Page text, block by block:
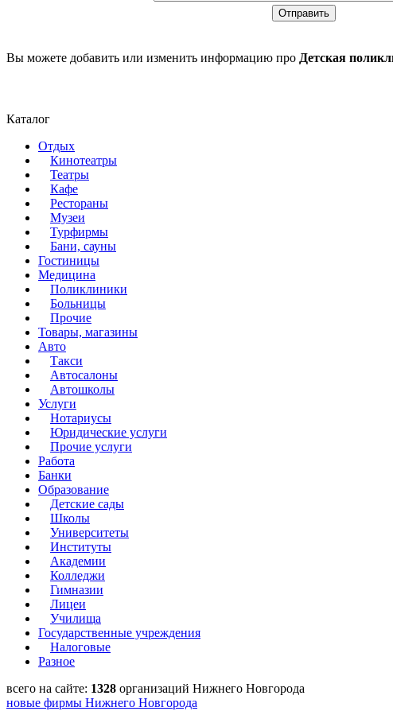
Вы можете добавить или изменить информацию про Детская
Каталог
Отдых
Кинотеатры
Театры
Кафе
Рестораны
Музеи
Турфирмы
Бани, сауны
Гостиницы
Медицина
Поликлиники
Больницы
Прочие
Товары, магазины
Авто
Такси
Автосалоны
Автошколы
Услуги
Нотариусы
Юридические услуги
Прочие услуги
Работа
Банки
Образование
Детские сады
Школы
Университеты
Институты
Академии
Колледжи
Гимназии
Лицеи
Училища
Государственные учреждения
Налоговые
Разное
всего на сайте: 1328 организаций Нижнего Новгорода
новые фирмы Нижнего Новгорода